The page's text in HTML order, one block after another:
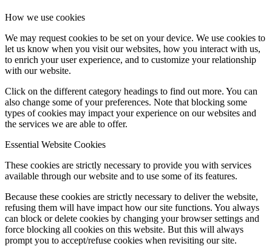
How we use cookies
We may request cookies to be set on your device. We use cookies to
let us know when you visit our websites, how you interact with us,
to enrich your user experience, and to customize your relationship
with our website.
Click on the different category headings to find out more. You can
also change some of your preferences. Note that blocking some
types of cookies may impact your experience on our websites and
the services we are able to offer.
Essential Website Cookies
These cookies are strictly necessary to provide you with services
available through our website and to use some of its features.
Because these cookies are strictly necessary to deliver the website,
refusing them will have impact how our site functions. You always
can block or delete cookies by changing your browser settings and
force blocking all cookies on this website. But this will always
prompt you to accept/refuse cookies when revisiting our site.